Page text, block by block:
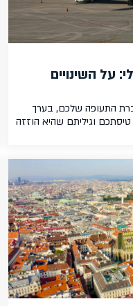
על השינויים
התעופה שלכם, בערך
וגיליתם שהיא הוזזה
מעצבן מאוד, בייחוד אם יש
הופעה או משחק